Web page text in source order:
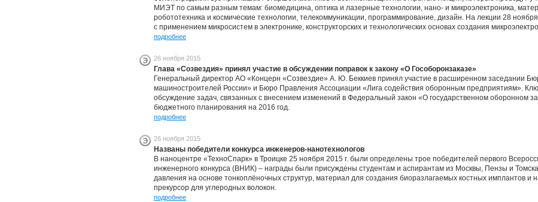
МИЭТ по самым разным темам: биомедицина, оптика и лазерные технологии, нано- и микроэлектроника,
робототехника и космические технологии, телекоммуникации, программирование, дизайн. На лекции 28
с применением микросистем в электронике, конструкторских и технологических основах создания
подробнее
26 ноября 2015
Глава «Созвездия» принял участие в обсуждении поправок к закону «О Гособоронзаказе»
Генеральный директор АО «Концерн «Созвездие» А. Ю. Беккиев принял участие в расширенном заседании
машиностроителей России» и Бюро Правления Ассоциации «Лига содействия оборонным предприятиям».
обсуждение задач, связанных с внесением изменений в Федеральный закон «О государственном оборонном
бюджетного планирования на 2016 год.
подробнее
26 ноября 2015
Названы победители конкурса инженеров-нанотехнологов
В наноцентре «ТехноСпарк» в Троицке 25 ноября 2015 г. были определены трое победителей первого
инженерного конкурса (ВНИК) – награды были присуждены студентам и аспирантам из Москвы, Пензы и
давления на основе тонкоплёночных структур, материал для создания биоразлагаемых костных имплантов
прекурсор для углеродных волокон.
подробнее